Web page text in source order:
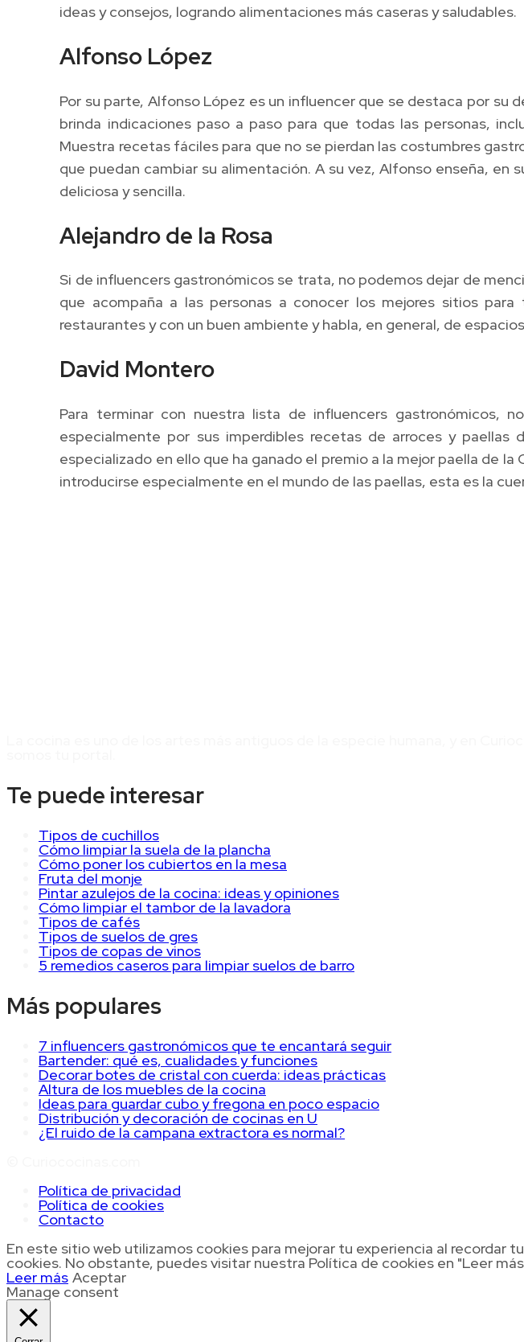
ideas y consejos, logrando alimentaciones más caseras y saludables.
Alfonso López
Por su parte, Alfonso López es un influencer que se destaca por
brinda indicaciones paso a paso para que todas las personas,
Muestra recetas fáciles para que no se pierdan las costumbres
que puedan cambiar su alimentación. A su vez, Alfonso enseña,
deliciosa y sencilla.
Alejandro de la Rosa
Si de influencers gastronómicos se trata, no podemos dejar de
que acompaña a las personas a conocer los mejores sitios
restaurantes y con un buen ambiente y habla, en general, de
David Montero
Para terminar con nuestra lista de influencers gastronómicos,
especialmente por sus imperdibles recetas de arroces y
especializado en ello que ha ganado el premio a la mejor paella de
introducirse especialmente en el mundo de las paellas, esta es la
Te puede interesar
Tipos de cuchillos
Cómo limpiar la suela de la plancha
Cómo poner los cubiertos en la mesa
Fruta del monje
Pintar azulejos de la cocina: ideas y opiniones
Cómo limpiar el tambor de la lavadora
Tipos de cafés
Tipos de suelos de gres
Tipos de copas de vinos
5 remedios caseros para limpiar suelos de barro
Más populares
7 influencers gastronómicos que te encantará seguir
Bartender: qué es, cualidades y funciones
Decorar botes de cristal con cuerda: ideas prácticas
Altura de los muebles de la cocina
Ideas para guardar cubo y fregona en poco espacio
Distribución y decoración de cocinas en U
¿El ruido de la campana extractora es normal?
Política de privacidad
Política de cookies
Contacto
En este sitio web utilizamos cookies para mejorar tu experiencia al recordar
cookies. No obstante, puedes visitar nuestra Política de cookies en "Leer
Leer más Aceptar
Manage consent